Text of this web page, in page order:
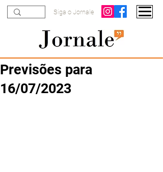
Siga o Jornale
Previsões para
16/07/2023